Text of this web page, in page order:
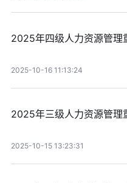
2025年四级人力资源管理
2025-10-16 11:13:24
2025年三级人力资源管理
2025-10-15 13:23:31